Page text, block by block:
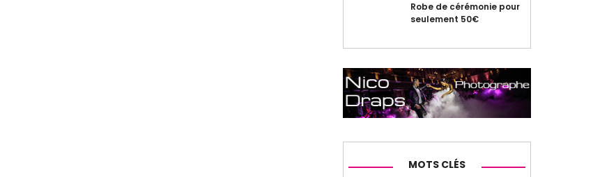
Robe de cérémonie pour
seulement 50€
MOTS CLÉS